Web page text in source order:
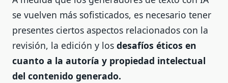
se vuelven más sofisticados, es necesario tener
presentes ciertos aspectos relacionados con la
revisión, la edición y los desafíos éticos en
cuanto a la autoría y propiedad intelectual
del contenido generado.